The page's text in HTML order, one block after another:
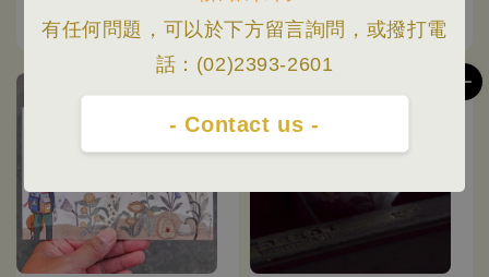
有任何問題，可以於下方留言詢問，或撥打電
話：(02)2393-2601
- Contact us -
Regular
price
NT$ 350